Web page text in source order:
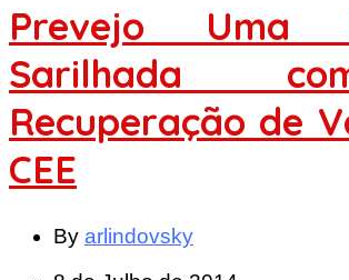
Prevejo Uma
Sarilhada
Recuperação de
CEE
By arlindovsky